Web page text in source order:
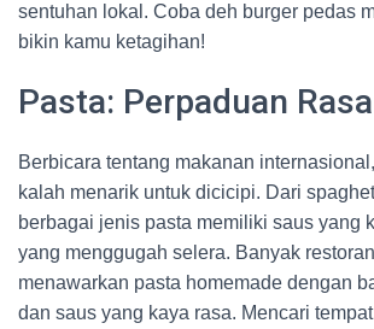
sentuhan lokal. Coba deh burger pedas
bikin kamu ketagihan!
Pasta: Perpaduan
Berbicara tentang makanan
kalah menarik untuk dicicipi. Dari
berbagai jenis pasta memiliki saus yang
yang menggugah selera. Banyak
menawarkan pasta homemade dengan
dan saus yang kaya rasa. Mencari